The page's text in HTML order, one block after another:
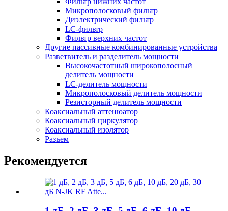
Микрополосковый фильтр
Диэлектрический фильтр
LC-фильтр
Фильтр верхних частот
Другие пассивные комбинированные устройства
Разветвитель и разделитель мощности
Высокочастотный широкополосный
делитель мощности
LC-делитель мощности
Микрополосковый делитель мощности
Резисторный делитель мощности
Коаксиальный аттенюатор
Коаксиальный циркулятор
Коаксиальный изолятор
Разъем
Рекомендуется